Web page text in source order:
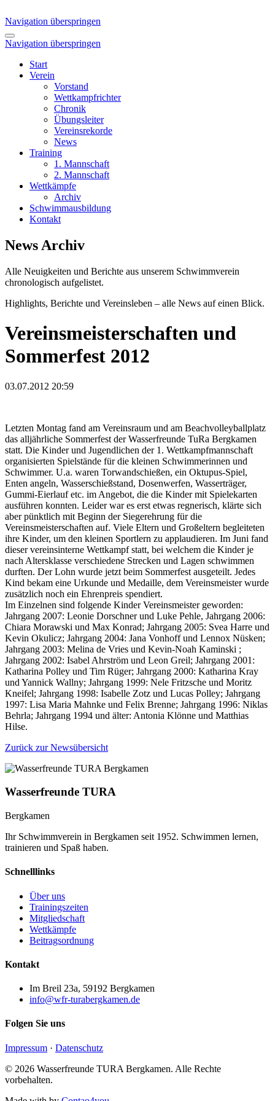
Navigation überspringen
Navigation überspringen
Start
Verein
Vorstand
Wettkampfrichter
Chronik
Übungsleiter
Vereinsrekorde
News
Training
1. Mannschaft
2. Mannschaft
Wettkämpfe
Archiv
Schwimmausbildung
Kontakt
News Archiv
Alle Neuigkeiten und Berichte aus unserem Schwimmverein
chronologisch aufgelistet.
Highlights, Berichte und Vereinsleben – alle News auf einen Blick.
Vereinsmeisterschaften und
Sommerfest 2012
03.07.2012 20:59
Letzten Montag fand am Vereinsraum und am Beachvolleyballplatz
das alljährliche Sommerfest der Wasserfreunde TuRa Bergkamen
statt. Die Kinder und Jugendlichen der 1. Wettkampfmannschaft
organisierten Spielstände für die kleinen Schwimmerinnen und
Schwimmer. U.a. waren Torwandschießen, ein Oktupus-Spiel,
Enten angeln, Wasserschießstand, Dosenwerfen, Wasserträger,
Gummi-Eierlauf etc. im Angebot, die die Kinder mit Spielekarten
ausführen konnten. Leider war es erst etwas regnerisch, klärte sich
aber pünktlich mit Beginn der Siegerehrung für die
Vereinsmeisterschaften auf. Viele Eltern und Großeltern begleiteten
ihre Kinder, um den kleinen Sportlern zu applaudieren. Im Juni fand
dieser vereinsinterne Wettkampf statt, bei welchem die Kinder je
nach Altersklasse verschiedene Strecken und Lagen schwimmen
durften. Der Lohn wurde jetzt beim Sommerfest ausgeteilt. Jedes
Kind bekam eine Urkunde und Medaille, dem Vereinsmeister wurde
zusätzlich noch ein Ehrenpreis spendiert.
Im Einzelnen sind folgende Kinder Vereinsmeister geworden:
Jahrgang 2007: Leonie Dorschner und Luke Pehle, Jahrgang 2006:
Chiara Morawski und Max Konrad; Jahrgang 2005: Svea Harre und
Kevin Okulicz; Jahrgang 2004: Jana Vonhoff und Lennox Nüsken;
Jahrgang 2003: Melina de Vries und Kevin-Noah Kaminski ;
Jahrgang 2002: Isabel Ahrström und Leon Greil; Jahrgang 2001:
Katharina Polley und Tim Rüger; Jahrgang 2000: Katharina Kray
und Yannick Wallny; Jahrgang 1999: Nele Fritzsche und Moritz
Kneifel; Jahrgang 1998: Isabelle Zotz und Lucas Polley; Jahrgang
1997: Lisa Maria Mahnke und Felix Brenne; Jahrgang 1996: Niklas
Behrla; Jahrgang 1994 und älter: Antonia Klönne und Matthias
Hilse.
Zurück zur Newsübersicht
Wasserfreunde TURA
Bergkamen
Ihr Schwimmverein in Bergkamen seit 1952. Schwimmen lernen,
trainieren und Spaß haben.
Schnelllinks
Über uns
Trainingszeiten
Mitgliedschaft
Wettkämpfe
Beitragsordnung
Kontakt
Im Breil 23a, 59192 Bergkamen
info@wfr-turabergkamen.de
Folgen Sie uns
Impressum · Datenschutz
© 2026 Wasserfreunde TURA Bergkamen. Alle Rechte
vorbehalten.